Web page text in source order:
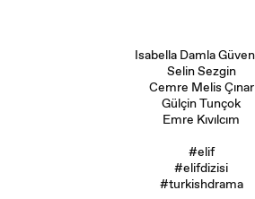
Isabella Damla
Selin Sezgin
Cemre Melis Çınar
Gülçin Tunçok
Emre Kıvılcım
#elif
#elifdizisi
#turkishdrama